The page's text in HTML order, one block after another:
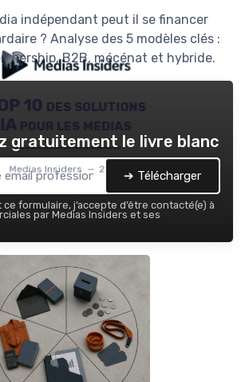
indépendant peut il se financer
? Analyse des 5 modèles clés :
B2B, mécénat et hybride.
10 des solutions
IA pour les medias
Medias Insiders — 2026
gratuitement le livre blanc
➔ Télécharger
formulaire, j’accepte d’être contacté(e) à
par Medias Insiders et ses